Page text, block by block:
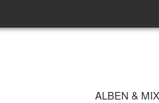
ALBEN &